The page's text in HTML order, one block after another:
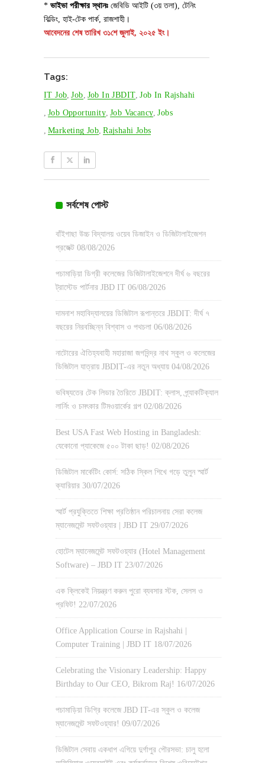
* ভাইভা পরীক্ষার স্থানঃ জেবিডি আইটি (৩য় তলা), টেনিং
বিল্ডিং, হাই-টেক পার্ক, রাজশাহী।
আবেদনের শেষ তারিখ ৩১শে জুলাই, ২০২৫ ইং।
Tags:
IT Job, Job, Job In JBDIT, Job In Rajshahi
, Job Opportunity, Job Vacancy, Jobs
, Marketing Job, Rajshahi Jobs
সর্বশেষ পোস্ট
বাঁইগাছা উচ্চ বিদ্যালয় ওয়েব ডিজাইন ও ডিজিটালাইজেশন
প্রজেক্ট 08/08/2026
পচামাড়িয়া ডিগ্রী কলেজের ডিজিটালাইজেশনে দীর্ঘ ৬ বছরের
ট্রাস্টেড পার্টনার JBD IT 06/08/2026
দামনাশ মহাবিদ্যালয়ের ডিজিটাল রূপান্তরে JBDIT: দীর্ঘ ৭
বছরের নিরবচ্ছিন্ন বিশ্বাস ও পথচলা 06/08/2026
নাটোরের ঐতিহ্যবাহী মহারাজা জগদিন্দ্র নাথ স্কুল ও কলেজের
ডিজিটাল যাত্রায় JBDIT-এর নতুন অধ্যায় 04/08/2026
ভবিষ্যতের টেক লিডার তৈরিতে JBDIT: ক্লাস, প্র্যাকটিক্যাল
লার্নিং ও চমৎকার টিমওয়ার্কের গল্প 02/08/2026
Best USA Fast Web Hosting in Bangladesh:
যেকোনো প্যাকেজে ৫০০ টাকা ছাড়! 02/08/2026
ডিজিটাল মার্কেটিং কোর্স: সঠিক স্কিল শিখে গড়ে তুলুন স্মার্ট
ক্যারিয়ার 30/07/2026
স্মার্ট প্রযুক্তিতে শিক্ষা প্রতিষ্ঠান পরিচালনায় সেরা কলেজ
ম্যানেজমেন্ট সফটওয়্যার | JBD IT 29/07/2026
হোটেল ম্যানেজমেন্ট সফটওয়্যার (Hotel Management
Software) – JBD IT 23/07/2026
এক ক্লিকেই নিয়ন্ত্রণ করুন পুরো ব্যবসার স্টক, সেলস ও
প্রফিট! 22/07/2026
Office Application Course in Rajshahi |
Computer Training | JBD IT 18/07/2026
Celebrating the Visionary Leadership: Happy
Birthday to Our CEO, Bikrom Raj! 16/07/2026
পচামাড়িয়া ডিগ্রি কলেজে JBD IT-এর স্কুল ও কলেজ
ম্যানেজমেন্ট সফটওয়্যার! 09/07/2026
ডিজিটাল সেবায় একধাপ এগিয়ে দুর্গাপুর পৌরসভা: চালু হলো